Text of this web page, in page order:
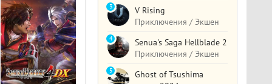
V Rising
Приключения / Экшен
3
Senua's Saga Hellblade 2
Приключения / Экшен
4
Ghost of Tsushima
5